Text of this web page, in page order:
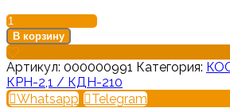
Количество
товара
Цапфа
КРН
2.1.03.080Б
правая
В корзину
Артикул: 000000991 Категория:
КРН-2,1 / КДН-210
Whatsapp
Telegram